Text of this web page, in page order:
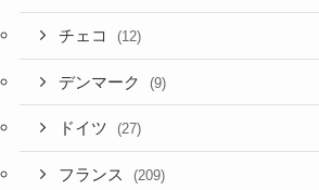
チェコ (12)
デンマーク (9)
ドイツ (27)
フランス (209)